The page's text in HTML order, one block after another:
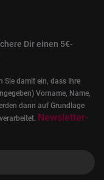
Dir einen 5€-
Sie damit ein, dass Ihre
Vorname, Name,
dann auf Grundlage
Newsletter-